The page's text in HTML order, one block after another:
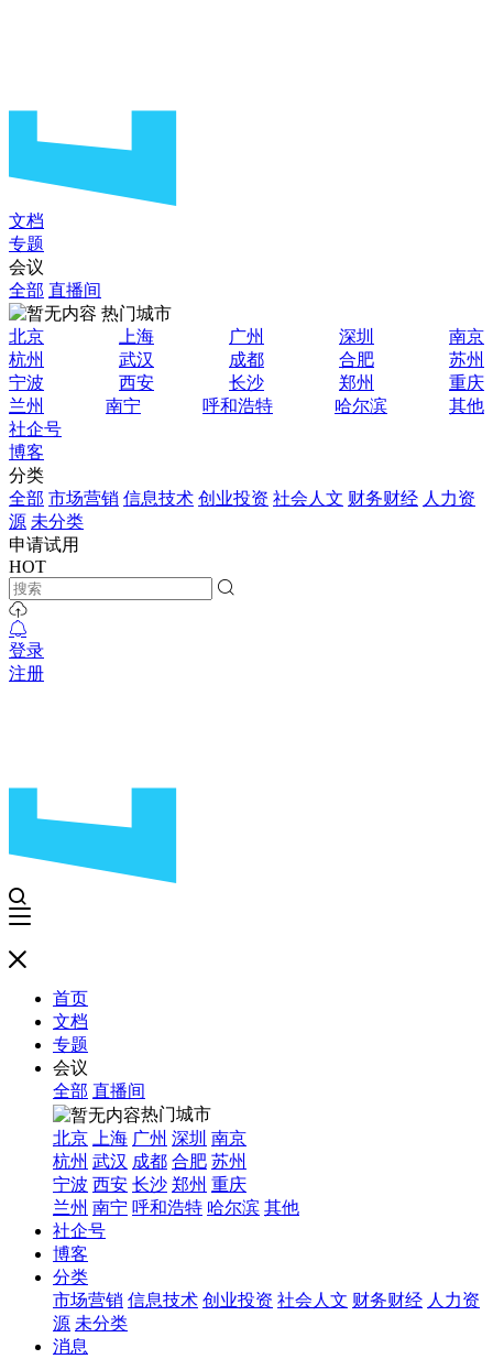
文档
专题
会议
全部 直播间
热门城市
北京
上海 广州 深圳
南京
杭州
武汉 成都 合肥
苏州
宁波
西安 长沙 郑州
重庆
兰州
南宁 呼和浩特 哈尔滨
其他
社企号
博客
分类
全部 市场营销 信息技术 创业投资 社会人文 财务财经 人力资
源 未分类
申请试用
HOT
登录
注册
首页
文档
专题
会议
全部 直播间
热门城市
北京
上海 广州 深圳 南京
杭州 武汉 成都 合肥 苏州
宁波 西安 长沙 郑州 重庆
兰州 南宁 呼和浩特 哈尔滨 其他
社企号
博客
分类
市场营销 信息技术 创业投资 社会人文 财务财经 人力资
源 未分类
消息